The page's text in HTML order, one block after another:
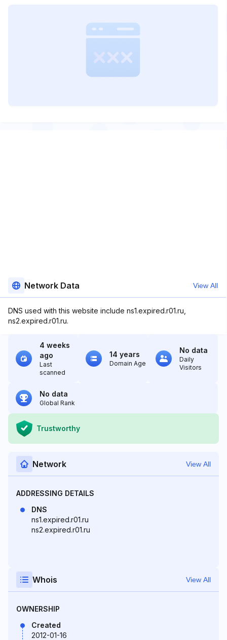
Network Data View All
DNS used with this website include ns1.expired.r01.ru,
ns2.expired.r01.ru.
4 weeks
ago
Last
scanned
14 years
Domain Age
No data
Daily
Visitors
No data
Global Rank
Trustworthy
Network View All
ADDRESSING DETAILS
DNS
ns1.expired.r01.ru
ns2.expired.r01.ru
Whois View All
OWNERSHIP
Created
2012-01-16